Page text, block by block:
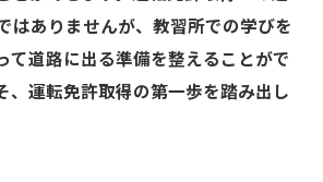
はありませんが、教習所での学びを
て道路に出る準備を整えることがで
、運転免許取得の第一歩を踏み出し